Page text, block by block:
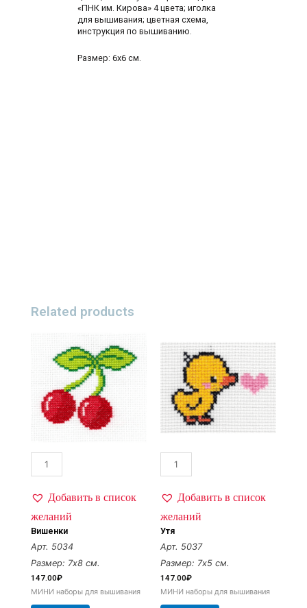
«ПНК им. Кирова» 4 цвета; иголка
для вышивания; цветная схема,
инструкция по вышиванию.
Размер: 6х6 см.
Related products
Добавить в список
желаний
Вишенки
Арт. 5034
Размер: 7х8 см.
147.00₽
МИНИ наборы для вышивания
Добавить в список
желаний
Утя
Арт. 5037
Размер: 7х5 см.
147.00₽
МИНИ наборы для вышивания